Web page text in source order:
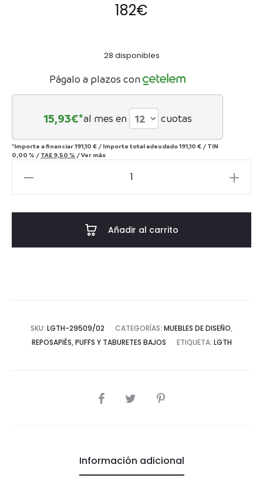
182€
28 disponibles
Págalo a plazos con
15,93€*al mes en cuotas
*Importe a financiar191,10 € / Importe total adeudado191,10 € / TIN
0,00 % / TAE 9,50 % /Ver más
Añadir al carrito
SKU: LGTH-29509/02 CATEGORÍAS: MUEBLES DE DISEÑO,
REPOSAPIÉS, PUFFS Y TABURETES BAJOS
ETIQUETA: LGTH
COMPARTIR
Información adicional